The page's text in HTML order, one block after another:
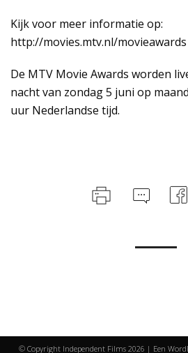
Kijk voor meer informatie op:
http://movies.mtv.nl/movieawards
De MTV Movie Awards worden
nacht van zondag 5 juni op
uur Nederlandse tijd.
© Copyright Independent Films 2026 | Een